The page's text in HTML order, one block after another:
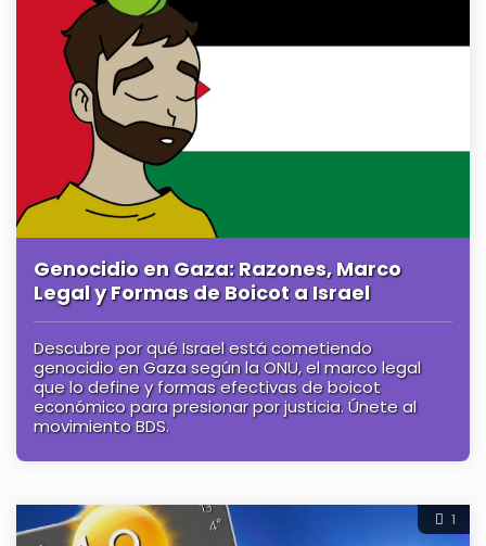
Genocidio en Gaza: Razones, Marco
Legal y Formas de Boicot a Israel
Descubre por qué Israel está cometiendo
genocidio en Gaza según la ONU, el marco legal
que lo define y formas efectivas de boicot
económico para presionar por justicia. Únete al
movimiento BDS.
1